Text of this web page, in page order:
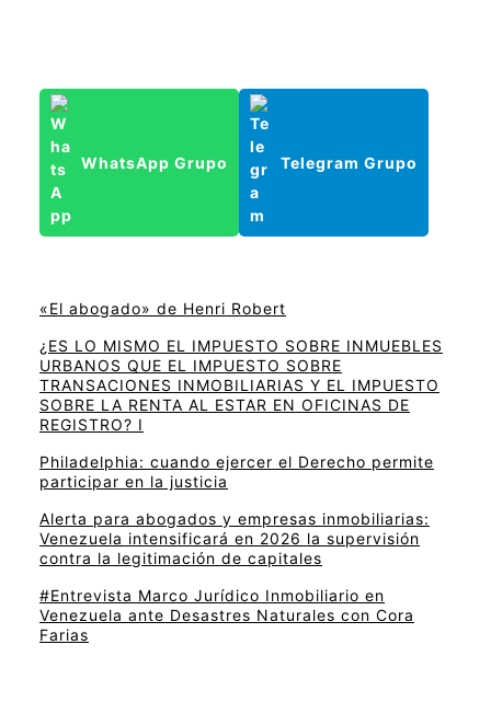
WhatsApp Grupo Telegram Grupo
«El abogado» de Henri Robert
¿ES LO MISMO EL IMPUESTO SOBRE INMUEBLES
URBANOS QUE EL IMPUESTO SOBRE
TRANSACIONES INMOBILIARIAS Y EL IMPUESTO
SOBRE LA RENTA AL ESTAR EN OFICINAS DE
REGISTRO? I
Philadelphia: cuando ejercer el Derecho permite
participar en la justicia
Alerta para abogados y empresas inmobiliarias:
Venezuela intensificará en 2026 la supervisión
contra la legitimación de capitales
#Entrevista Marco Jurídico Inmobiliario en
Venezuela ante Desastres Naturales con Cora
Farias